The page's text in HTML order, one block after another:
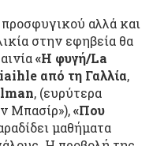
αλλά και
στην εφηβεία θα
«Η φυγή/La
από τη Γαλλία,
, (ευρύτερα
Μπασίρ»),«Που
μαθήματα